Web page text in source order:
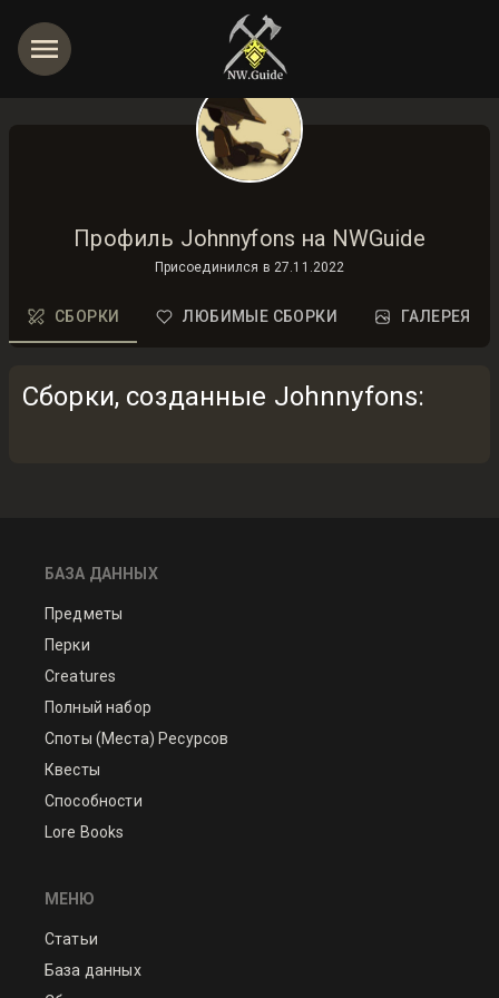
Профиль Johnnyfons на NWGuide
Присоединился в 27.11.2022
СБОРКИ ЛЮБИМЫЕ СБОРКИ ГАЛЕРЕЯ
Сборки, созданные Johnnyfons:
БАЗА ДАННЫХ
Предметы
Перки
Creatures
Полный набор
Споты (Места) Ресурсов
Квесты
Способности
Lore Books
МЕНЮ
Статьи
База данных